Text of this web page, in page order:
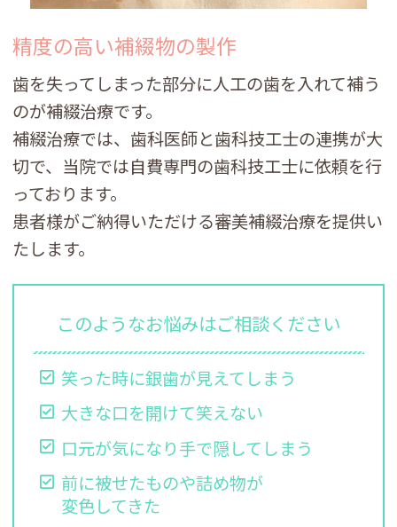
精度の高い補綴物の製作
歯を失ってしまった部分に人工の歯を入れて補う
のが補綴治療です。
補綴治療では、歯科医師と歯科技工士の連携が大
切で、当院では自費専門の歯科技工士に依頼を行
っております。
患者様がご納得いただける審美補綴治療を提供い
たします。
このようなお悩みはご相談ください
笑った時に銀歯が見えてしまう
大きな口を開けて笑えない
口元が気になり手で隠してしまう
前に被せたものや詰め物が
変色してきた